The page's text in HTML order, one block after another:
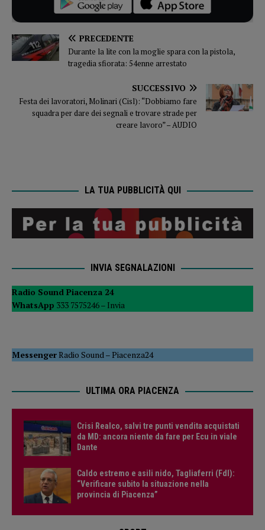
PRECEDENTE
Durante la lite con la moglie spara con la pistola,
tragedia sfiorata: 54enne arrestato
SUCCESSIVO
Festa dei lavoratori, Molinari (Cisl): “Dobbiamo fare
squadra per dare dei segnali e trovare strade per
creare lavoro” – AUDIO
LA TUA PUBBLICITÀ QUI
INVIA SEGNALAZIONI
Radio Sound Piacenza 24
WhatsApp 333 7575246 – Invia
MessengerRadio Sound –Piacenza24
ULTIMA ORA PIACENZA
Crisi Realco, salvi tre punti vendita acquistati
da MD: ancora niente da fare per Ecu in viale
Dante
Caldo estremo e asili nido, Tagliaferri (FdI):
“Verificare subito la situazione nella
provincia di Piacenza”